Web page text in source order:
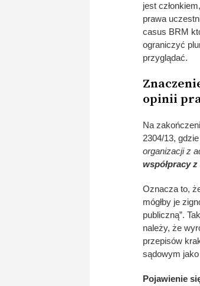
jest
prawa
casus BRM
ograniczyć
przyglądać.
opinii
Na
2304/13,
organizacji z
współpracy
Oznacza to,
mógłby je
publiczną”.
należy, że
przepisów
sądowym
Pojawienie